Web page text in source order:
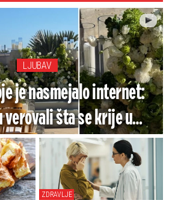
LJUBAV
je nasmejalo internet:
verovali šta se krije u
dekoraciji (VIDEO)
ZDRAVLJE